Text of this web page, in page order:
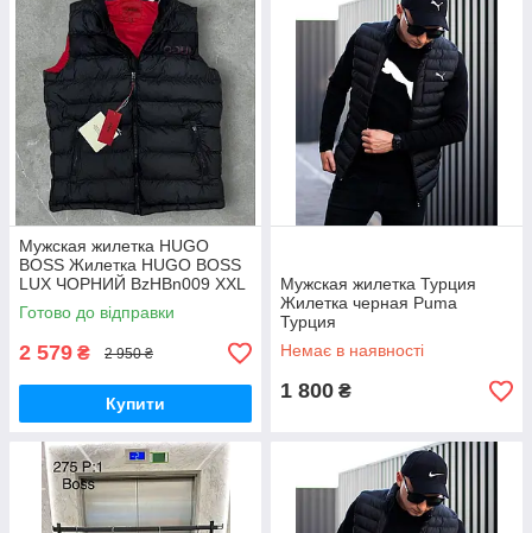
Мужская жилетка HUGO
BOSS Жилетка HUGO BOSS
LUX ЧОРНИЙ BzHBn009 XXL
Готово до відправки
2 579 ₴ 2 950 ₴
Купити
Мужская жилетка Турция
Жилетка черная Puma
Турция
Немає в наявності
1 800 ₴